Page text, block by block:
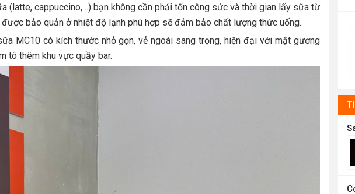
(latte, cappuccino,…) bạn không cần phải tốn công sức và thời gian lấy sữa từ
bảo quản ở nhiệt độ lạnh phù hợp sẽ đảm bảo chất lượng thức uống.
MC10 có kích thước nhỏ gọn, vẻ ngoài sang trọng, hiện đại với mặt gương
tô thêm khu vực quầy bar.